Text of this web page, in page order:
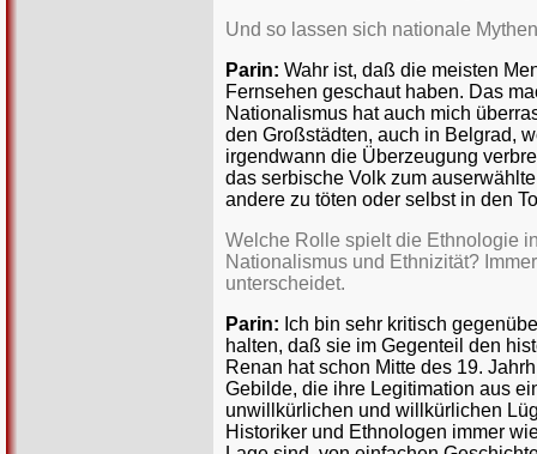
Und so lassen sich nationale
Parin: Wahr ist, daß die meisten
Fernsehen geschaut haben. Das
Nationalismus hat auch mich
den Großstädten, auch in Belgrad,
irgendwann die Überzeugung
das serbische Volk zum
andere zu töten oder selbst in den
Welche Rolle spielt die Ethnologie
Nationalismus und Ethnizität?
unterscheidet.
Parin: Ich bin sehr kritisch
halten, daß sie im Gegenteil den
Renan hat schon Mitte des 19.
Gebilde, die ihre Legitimation aus
unwillkürlichen und willkürlichen
Historiker und Ethnologen immer